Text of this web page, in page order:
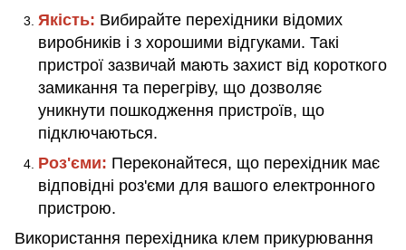
Якість: Вибирайте перехідники відомих
виробників і з хорошими відгуками. Такі
пристрої зазвичай мають захист від короткого
замикання та перегріву, що дозволяє
уникнути пошкодження пристроїв, що
підключаються.
Роз'єми: Переконайтеся, що перехідник має
відповідні роз'єми для вашого електронного
пристрою.
Використання перехідника клем прикурювання